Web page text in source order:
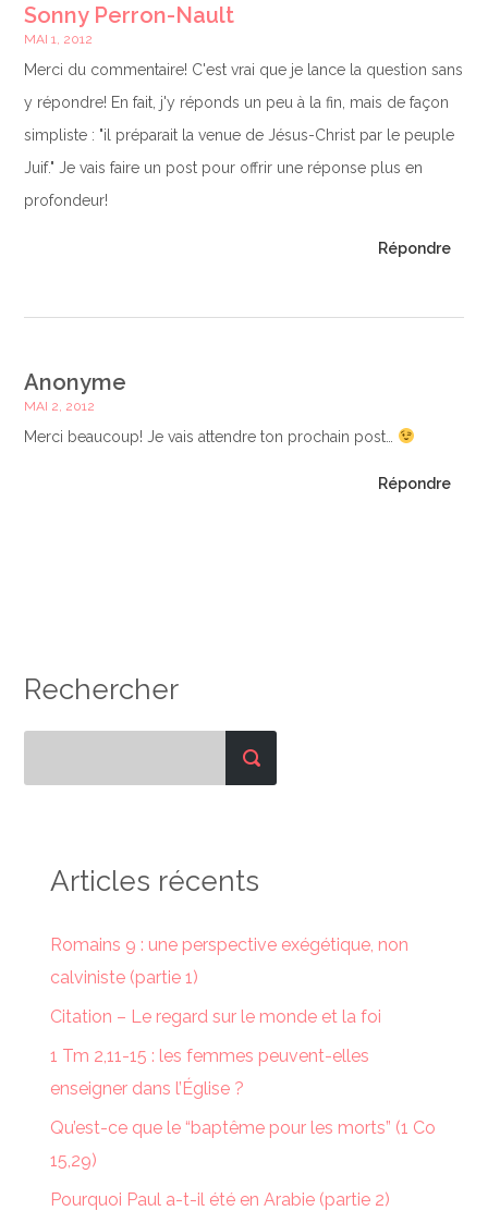
Sonny Perron-Nault
MAI 1, 2012
Merci du commentaire! C'est vrai que je lance la question sans
y répondre! En fait, j'y réponds un peu à la fin, mais de façon
simpliste : "il préparait la venue de Jésus-Christ par le peuple
Juif." Je vais faire un post pour offrir une réponse plus en
profondeur!
Répondre
Anonyme
MAI 2, 2012
Merci beaucoup! Je vais attendre ton prochain post…
Répondre
Rechercher
Articles récents
Romains 9 : une perspective exégétique, non
calviniste (partie 1)
Citation – Le regard sur le monde et la foi
1 Tm 2,11-15 : les femmes peuvent-elles
enseigner dans l’Église ?
Qu’est-ce que le “baptême pour les morts” (1 Co
15,29)
Pourquoi Paul a-t-il été en Arabie (partie 2)